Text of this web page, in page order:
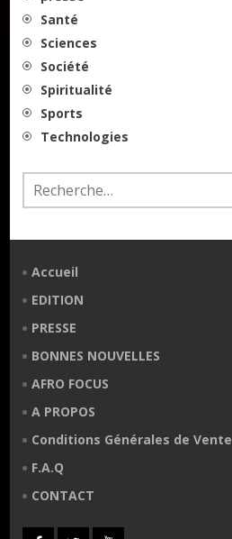
Santé
Sciences
Société
Spiritualité
Sports
Technologies
Rechercher :
Accueil
EDITION
PRESSE
BONNES NOUVELLES
AFRO FOCUS
A PROPOS
Conditions Générales de Vente
F.A.Q
CONTACT